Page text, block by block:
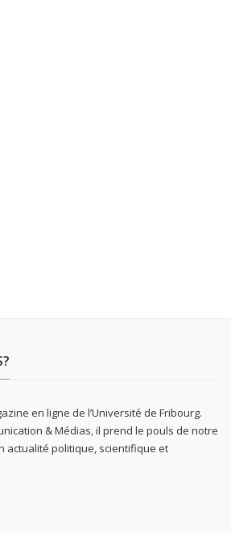
en ligne de l’Université de Fribourg.
& Médias, il prend le pouls de notre
actualité politique, scientifique et